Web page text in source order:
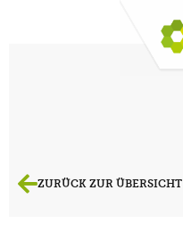
ZURÜCK ZUR ÜBERSICHT